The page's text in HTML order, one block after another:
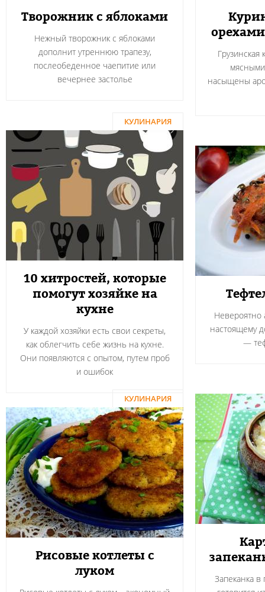
Творожник с яблоками
Нежный творожник с яблоками
дополнит утреннюю трапезу,
послеобеденное чаепитие или
вечернее застолье
Грузинская
насыщены
КУЛИНАРИЯ
10 хитростей, которые
помогут хозяйке на
кухне
У каждой хозяйки есть свои секреты,
как облегчить себе жизнь на кухне.
Они появляются с опытом, путем проб
и ошибок
Невероятно
настоящему
―
Запеканка
КУЛИНАРИЯ
Рисовые котлеты с
луком